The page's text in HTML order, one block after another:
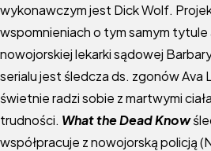
wykonawczym jest Dick Wolf.
wspomnieniach o tym samym
nowojorskiej lekarki sądowej
serialu jest śledcza ds. zgonów Ava
świetnie radzi sobie z martwymi
trudności. What the Dead Know
współpracuje z nowojorską policją